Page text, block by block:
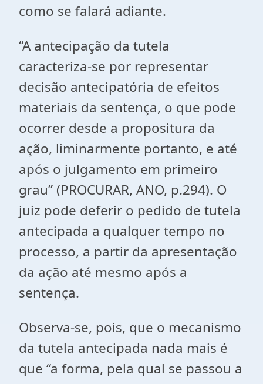
como se falará adiante.
“A antecipação da tutela
caracteriza-se por representar
decisão antecipatória de efeitos
materiais da sentença, o que pode
ocorrer desde a propositura da
ação, liminarmente portanto, e até
após o julgamento em primeiro
grau” (PROCURAR, ANO, p.294). O
juiz pode deferir o pedido de tutela
antecipada a qualquer tempo no
processo, a partir da apresentação
da ação até mesmo após a
sentença.
Observa-se, pois, que o mecanismo
da tutela antecipada nada mais é
que “a forma, pela qual se passou a